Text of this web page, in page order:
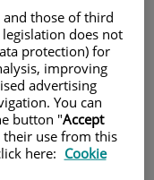
Cuatrecasas
bocio, a qué
those of third
does not
protection) for
improving
advertising
You can
button "Accept
their use from this
here: Cookie